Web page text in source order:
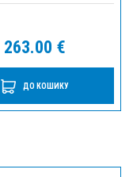
263.00 €
ДО КОШИКУ